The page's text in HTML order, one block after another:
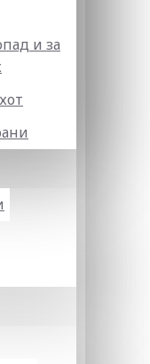
и за